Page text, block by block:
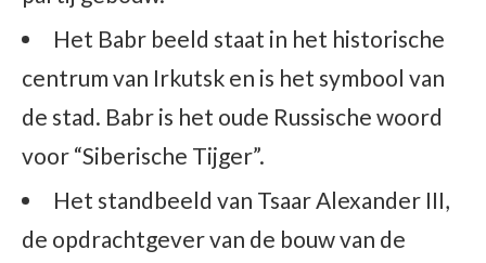
Het Babr beeld staat in het historische
centrum van Irkutsk en is het symbool van
de stad. Babr is het oude Russische woord
voor “Siberische Tijger”.
Het standbeeld van Tsaar Alexander III,
de opdrachtgever van de bouw van de